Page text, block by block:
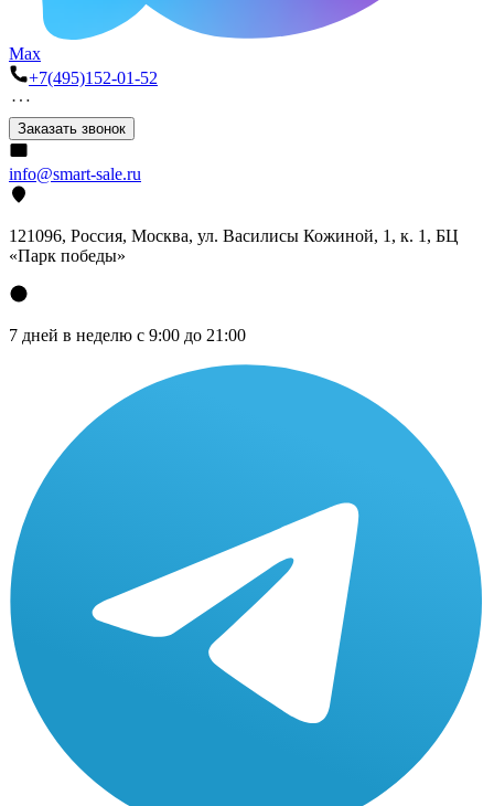
Max
+7(495)152-01-52
Заказать звонок
info@smart-sale.ru
121096, Россия, Москва, ул. Василисы Кожиной, 1, к. 1, БЦ
«Парк победы»
7 дней в неделю с 9:00 до 21:00